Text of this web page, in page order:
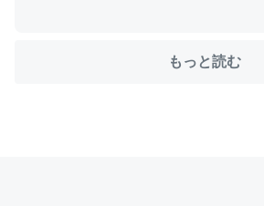
─たまにLINEするくらいだった遠方の父67歳
コミュニケーションが劇的に変化した｜
もっと読む